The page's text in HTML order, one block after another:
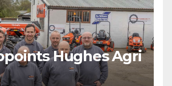
Hughes Agri